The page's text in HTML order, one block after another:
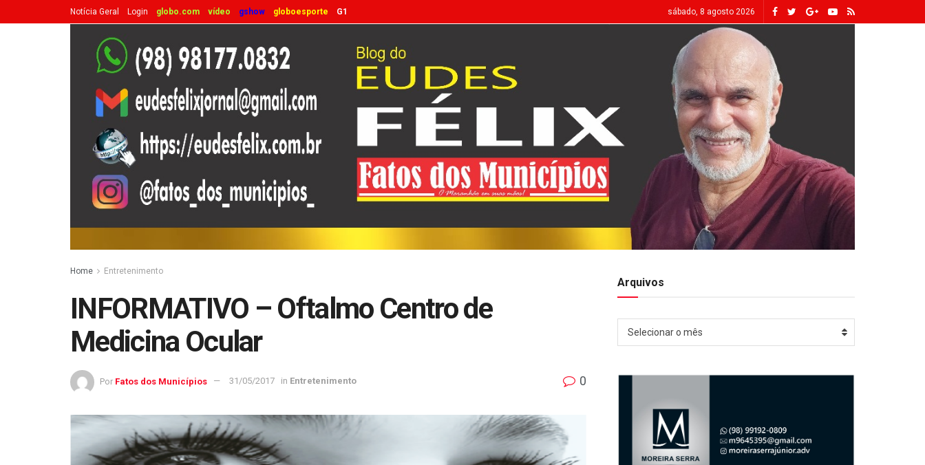
Notícia Geral Login globo.com vídeo gshow globoesporte G1 sábado, 8 agosto 2026
Home Entretenimento
INFORMATIVO – Oftalmo Centro de
Medicina Ocular
Por Fatos dos Municípios 31/05/2017 in Entretenimento 0
Arquivos
Arquivos
Selecionar o mês